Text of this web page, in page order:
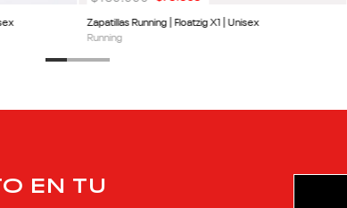
Zapatillas Running | Floatzig X1 | Unisex
Running
EN TU